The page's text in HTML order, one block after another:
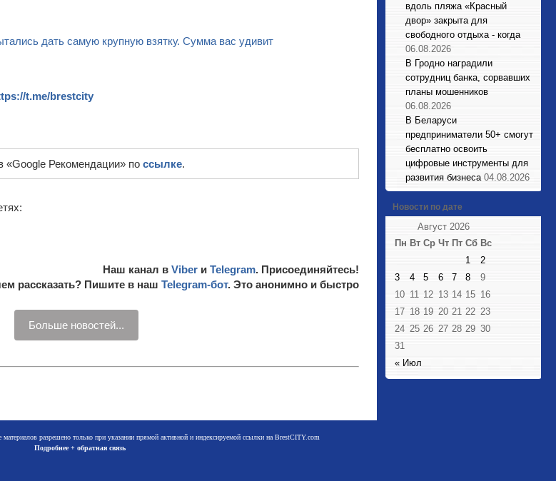
дать самую крупную взятку. Сумма вас удивит
t.me/brestcity
«Google Рекомендации» по ссылке.
Наш канал в Viber и Telegram. Присоединяйтесь!
рассказать? Пишите в наш Telegram-бот. Это анонимно и быстро
Больше новостей...
разрешено только при указании прямой активной и индексируемой ссылки на BrestCITY.com
Подробнее + обратная связь
вдоль пляжа «Красный
двор» закрыта для
свободного отдыха - когда
06.08.2026
В Гродно наградили
сотрудниц банка, сорвавших
планы мошенников
06.08.2026
В Беларуси
предприниматели 50+ смогут
бесплатно освоить
цифровые инструменты для
развития бизнеса 04.08.2026
Новости по дате
Август 2026
Пн Вт Ср Чт Пт Сб Вс
« Июл
1
2
3
4 5 6 7 8
9
10 11 12 13 14 15 16
17 18 19 20 21 22 23
24 25 26 27 28 29 30
31